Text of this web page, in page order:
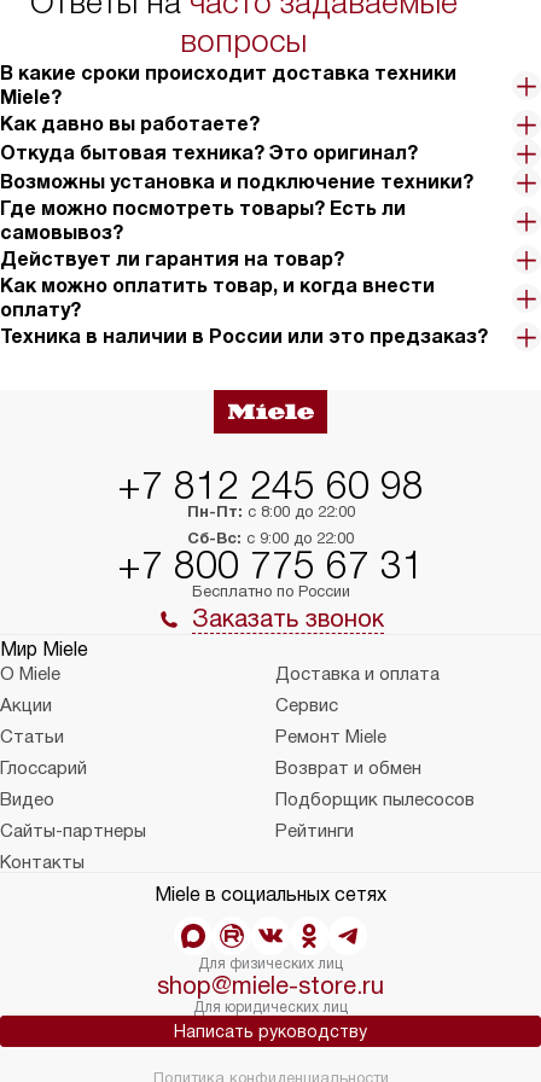
в условиях
вопросы
В какие сроки происходит доставка техники
Miele?
Как давно вы работаете?
Откуда бытовая техника? Это оригинал?
Возможны установка и подключение техники?
Где можно посмотреть товары? Есть ли
самовывоз?
Действует ли гарантия на товар?
Как можно оплатить товар, и когда внести
оплату?
Техника в наличии в России или это предзаказ?
+7 812 245 60 98
Пн-Пт: с 8:00 до 22:00
Сб-Вс: с 9:00 до 22:00
+7 800 775 67 31
Бесплатно по России
Заказать звонок
Мир Miele
О Miele
Доставка и оплата
Акции
Сервис
Статьи
Ремонт Miele
Глоссарий
Возврат и обмен
Видео
Подборщик пылесосов
Сайты-партнеры
Рейтинги
Контакты
Miele в социальных сетях
Для физических лиц
shop@miele-store.ru
Для юридических лиц
Написать руководству
Политика конфиденциальности